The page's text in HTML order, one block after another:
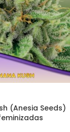
(Anesia Seeds)